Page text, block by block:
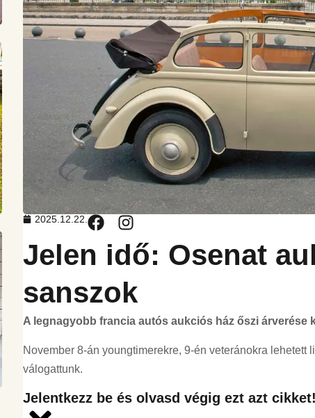
2025.12.22.
Jelen idő: Osenat
sanszok
A legnagyobb francia autós aukciós ház őszi árverése
November 8-án youngtimerekre, 9-én veteránokra
válogattunk.
Jelentkezz be és olvasd végig ezt azt